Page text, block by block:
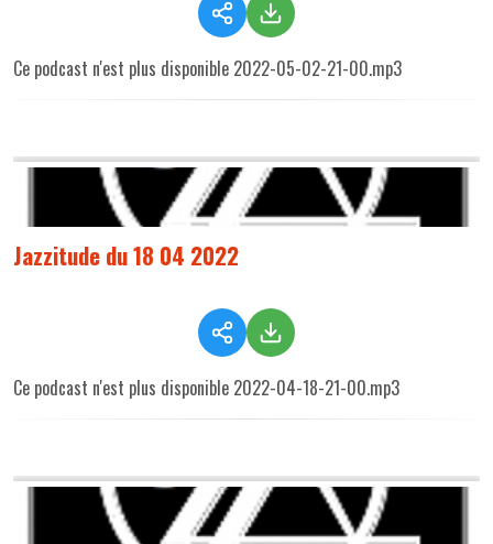
Ce podcast n'est plus disponible 2022-05-02-21-00.mp3
Jazzitude du 18 04 2022
Ce podcast n'est plus disponible 2022-04-18-21-00.mp3